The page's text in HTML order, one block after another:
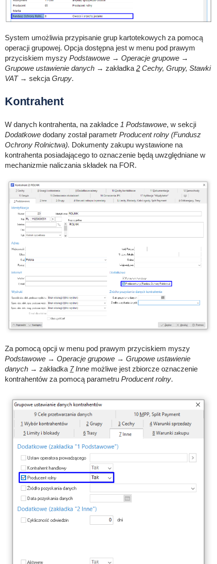
System umożliwia przypisanie grup kartotekowych za pomocą
operacji grupowej. Opcja dostępna jest w menu pod prawym
przyciskiem myszy Podstawowe→ Operacje grupowe→
Grupowe ustawienie danych→ zakładka 2Cechy, Grupy, Stawki
VAT→ sekcja Grupy.
Kontrahent
W danych kontrahenta, na zakładce 1 Podstawowe, w sekcji
Dodatkowedodany został parametr Producent rolny (Fundusz
Ochrony Rolnictwa). Dokumenty zakupu wystawione na
kontrahenta posiadającego to oznaczenie będą uwzględniane w
mechanizmie naliczania składek na FOR.
Za pomocą opcji w menu pod prawym przyciskiem myszy
Podstawowe→ Operacje grupowe→ Grupowe ustawienie
danych→ zakładka 7Innemożliwe jest zbiorcze oznaczenie
kontrahentów za pomocą parametru Producent rolny.